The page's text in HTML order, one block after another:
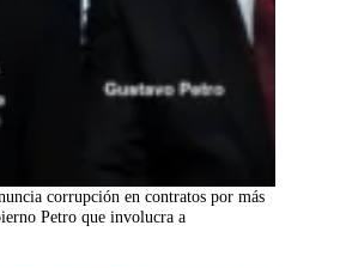
corrupción en contratos por más
Petro que involucra a